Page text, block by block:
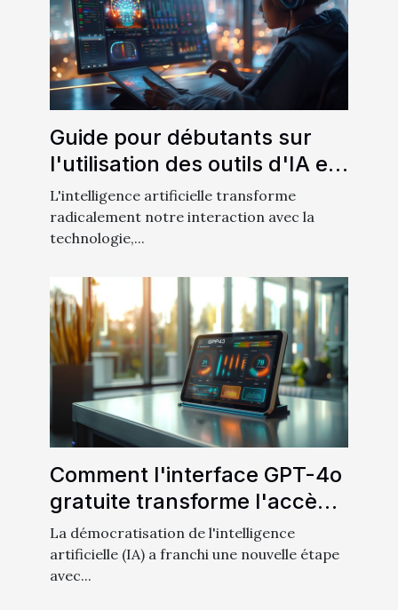
Guide pour débutants sur
l'utilisation des outils d'IA en
interaction machine
L'intelligence artificielle transforme
radicalement notre interaction avec la
technologie,...
Comment l'interface GPT-4o
gratuite transforme l'accès à
l'intelligence artificielle
La démocratisation de l'intelligence
artificielle (IA) a franchi une nouvelle étape
avec...